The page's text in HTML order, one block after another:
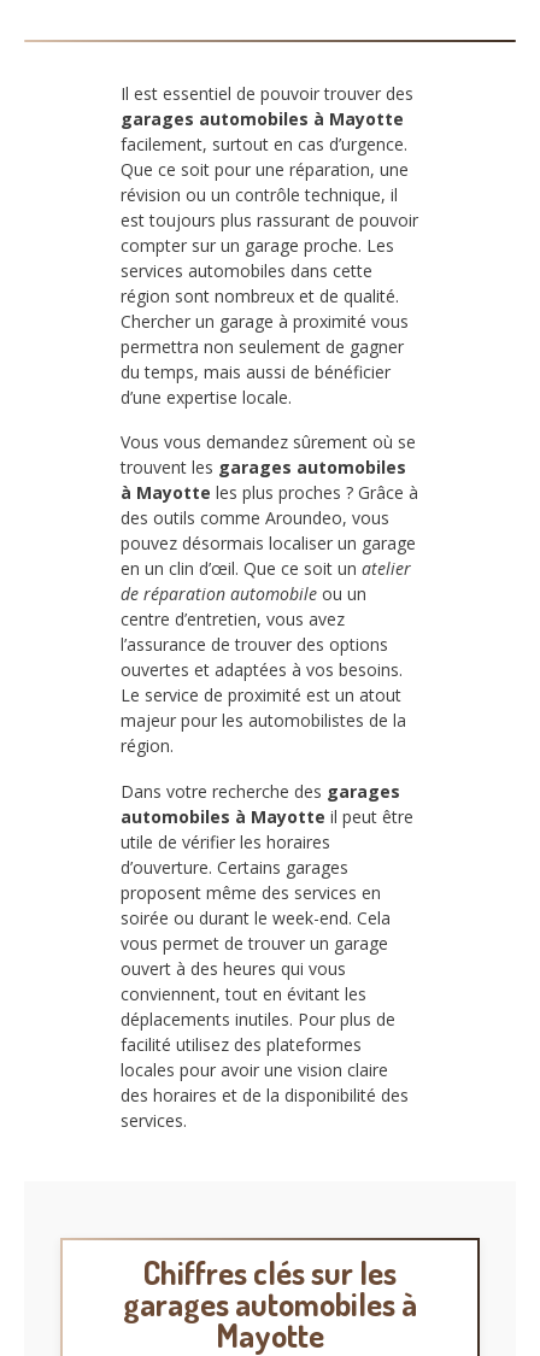
Il est essentiel de pouvoir trouver des
garages automobiles à Mayotte
facilement, surtout en cas d’urgence.
Que ce soit pour une réparation, une
révision ou un contrôle technique, il
est toujours plus rassurant de pouvoir
compter sur un garage proche. Les
services automobiles dans cette
région sont nombreux et de qualité.
Chercher un garage à proximité vous
permettra non seulement de gagner
du temps, mais aussi de bénéficier
d’une expertise locale.
Vous vous demandez sûrement où se
trouvent les garages automobiles
à Mayotte les plus proches ? Grâce à
des outils comme Aroundeo, vous
pouvez désormais localiser un garage
en un clin d’œil. Que ce soit un atelier
de réparation automobile ou un
centre d’entretien, vous avez
l’assurance de trouver des options
ouvertes et adaptées à vos besoins.
Le service de proximité est un atout
majeur pour les automobilistes de la
région.
Dans votre recherche des garages
automobiles à Mayotte il peut être
utile de vérifier les horaires
d’ouverture. Certains garages
proposent même des services en
soirée ou durant le week-end. Cela
vous permet de trouver un garage
ouvert à des heures qui vous
conviennent, tout en évitant les
déplacements inutiles. Pour plus de
facilité utilisez des plateformes
locales pour avoir une vision claire
des horaires et de la disponibilité des
services.
Chiffres clés sur les
garages automobiles à
Mayotte